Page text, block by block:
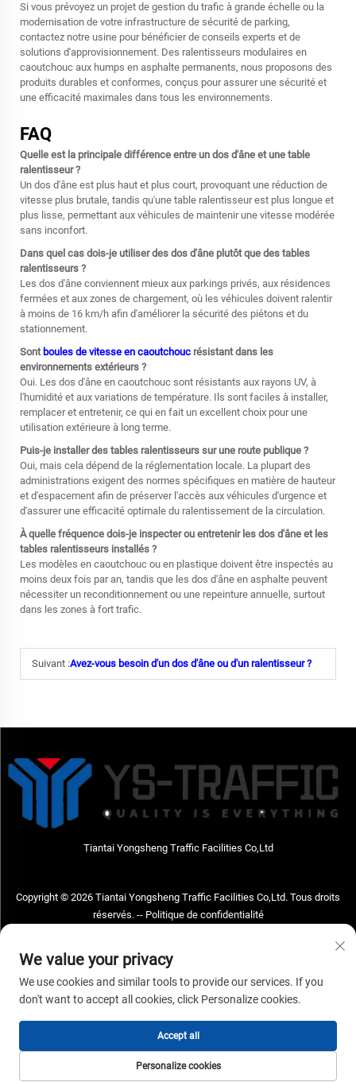
Si vous prévoyez un projet de gestion du trafic à grande échelle ou la
modernisation de votre infrastructure de sécurité de parking,
contactez notre usine pour bénéficier de conseils experts et de
solutions d'approvisionnement. Des ralentisseurs modulaires en
caoutchouc aux humps en asphalte permanents, nous proposons des
produits durables et conformes, conçus pour assurer une sécurité et
une efficacité maximales dans tous les environnements.
FAQ
Quelle est la principale différence entre un dos d'âne et une table
ralentisseur ?
Un dos d'âne est plus haut et plus court, provoquant une réduction de
vitesse plus brutale, tandis qu'une table ralentisseur est plus longue et
plus lisse, permettant aux véhicules de maintenir une vitesse modérée
sans inconfort.
Dans quel cas dois-je utiliser des dos d'âne plutôt que des tables
ralentisseurs ?
Les dos d'âne conviennent mieux aux parkings privés, aux résidences
fermées et aux zones de chargement, où les véhicules doivent ralentir
à moins de 16 km/h afin d'améliorer la sécurité des piétons et du
stationnement.
Sont boules de vitesse en caoutchouc résistant dans les
environnements extérieurs ?
Oui. Les dos d'âne en caoutchouc sont résistants aux rayons UV, à
l'humidité et aux variations de température. Ils sont faciles à installer,
remplacer et entretenir, ce qui en fait un excellent choix pour une
utilisation extérieure à long terme.
Puis-je installer des tables ralentisseurs sur une route publique ?
Oui, mais cela dépend de la réglementation locale. La plupart des
administrations exigent des normes spécifiques en matière de hauteur
et d'espacement afin de préserver l'accès aux véhicules d'urgence et
d'assurer une efficacité optimale du ralentissement de la circulation.
À quelle fréquence dois-je inspecter ou entretenir les dos d'âne et les
tables ralentisseurs installés ?
Les modèles en caoutchouc ou en plastique doivent être inspectés au
moins deux fois par an, tandis que les dos d'âne en asphalte peuvent
nécessiter un reconditionnement ou une repeinture annuelle, surtout
dans les zones à fort trafic.
Suivant :Avez-vous besoin d'un dos d'âne ou d'un ralentisseur ?
Tiantai Yongsheng Traffic Facilities Co,Ltd
Copyright © 2026 Tiantai Yongsheng Traffic Facilities Co,Ltd. Tous droits
réservés. -- Politique de confidentialité
Address: Tiantai Yongsheng Traffic Facilities Co,Ltd Adresse : No.73, route
Hongchou Ouest, ville de Hongchou, comté de Tiantai, ville de Taizhou, province
+86-18968682471
E-mail:
[email protected]
We value your privacy
We use cookies and similar tools to provide our services. If you
don't want to accept all cookies, click Personalize cookies.
Personalize cookies
Accept all